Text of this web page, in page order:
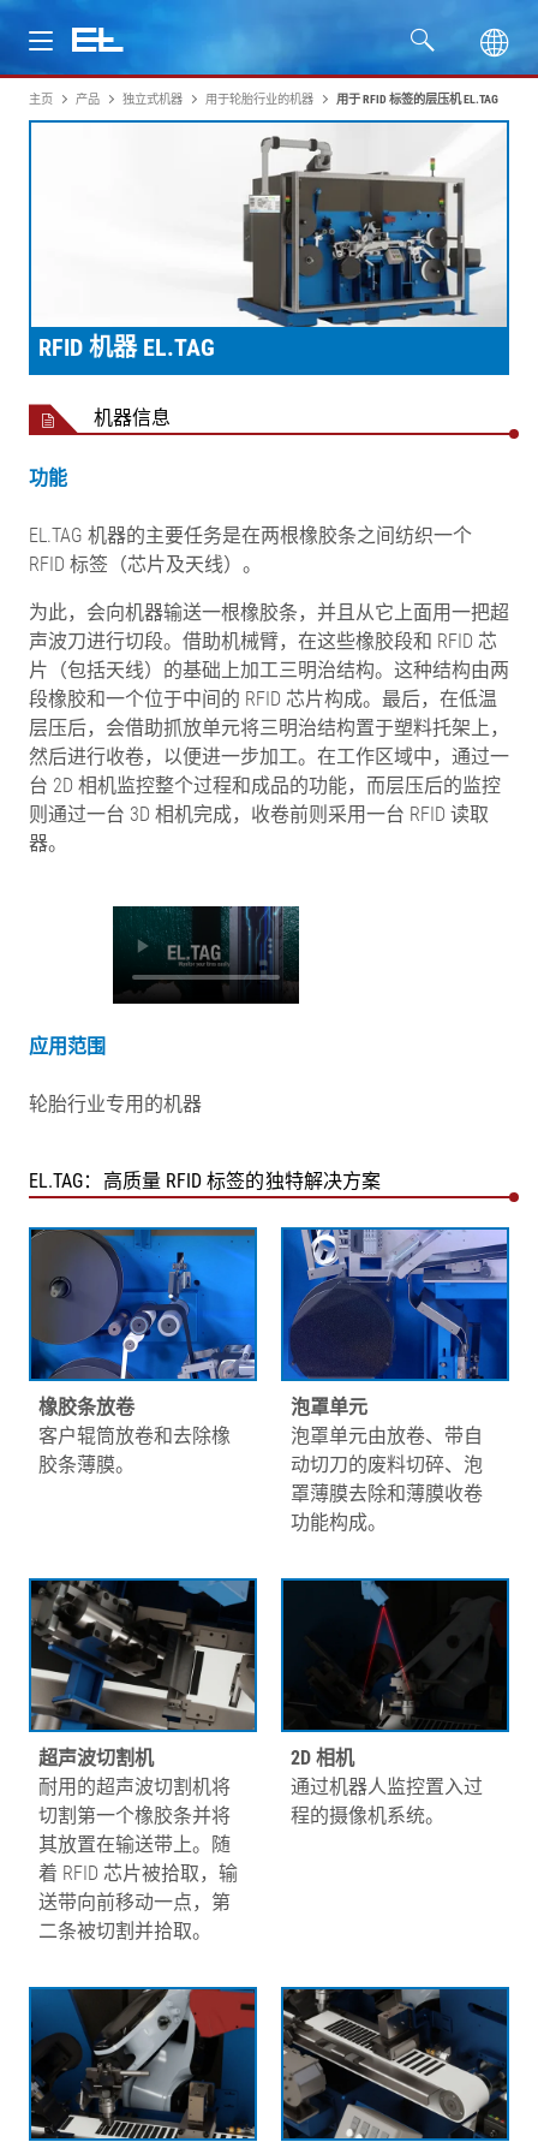
产品
主页 产品 独立式机器 用于轮胎行业的机器 用于 RFID 标签的层压机 EL.TAG
RFID 机器 EL.TAG
机器信息
功能
EL.TAG 机器的主要任务是在两根橡胶条之间纺织一个
RFID 标签（芯片及天线）。
为此，会向机器输送一根橡胶条，并且从它上面用一把超
声波刀进行切段。借助机械臂，在这些橡胶段和 RFID 芯
片（包括天线）的基础上加工三明治结构。这种结构由两
段橡胶和一个位于中间的 RFID 芯片构成。最后，在低温
层压后，会借助抓放单元将三明治结构置于塑料托架上，
然后进行收卷，以便进一步加工。在工作区域中，通过一
台 2D 相机监控整个过程和成品的功能，而层压后的监控
则通过一台 3D 相机完成，收卷前则采用一台 RFID 读取
器。
应用范围
轮胎行业专用的机器
EL.TAG：高质量 RFID 标签的独特解决方案
橡胶条放卷
客户辊筒放卷和去除橡
胶条薄膜。
泡罩单元
泡罩单元由放卷、带自
动切刀的废料切碎、泡
罩薄膜去除和薄膜收卷
功能构成。
超声波切割机
耐用的超声波切割机将
切割第一个橡胶条并将
其放置在输送带上。随
着 RFID 芯片被拾取，输
送带向前移动一点，第
二条被切割并拾取。
2D 相机
通过机器人监控置入过
程的摄像机系统。